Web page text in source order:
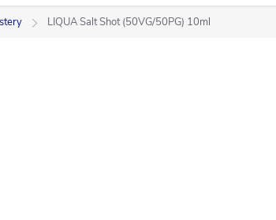
LIQUA Salt Shot (50VG/50PG) 10ml